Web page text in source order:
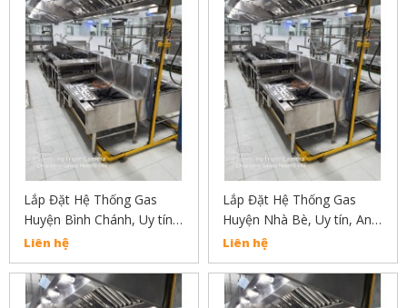
Lắp Đặt Hệ Thống Gas
Huyện Bình Chánh, Uy tín,
An Toàn, Chất Lượng Liên
Hẹ : 02838304030
Liên hệ
Lắp Đặt Hệ Thống Gas
Huyện Nhà Bè, Uy tín, An
Toàn, Chất Lượng Liên Hệ
02838304030
Liên hệ